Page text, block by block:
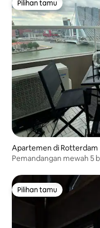
Pilihan tamu
Pilihan tamu
Apartemen di Rotterdam
Pemandangan mewah 5
Pilihan tamu
Pilihan tamu